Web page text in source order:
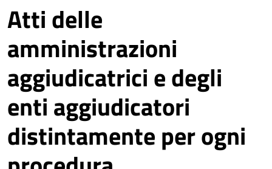
Atti delle
amministrazioni
aggiudicatrici e degli
enti aggiudicatori
distintamente per ogni